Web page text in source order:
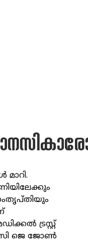
ട്രസ്റ്റ്
സി ജെ ജോണ്‍